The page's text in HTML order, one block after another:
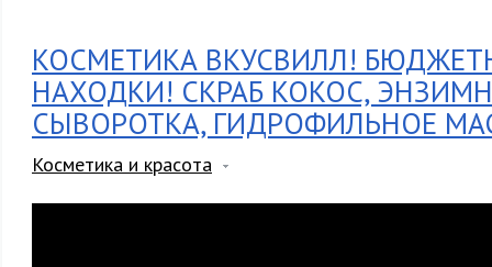
КОСМЕТИКА ВКУСВИЛЛ!
НАХОДКИ! СКРАБ КОКОС,
СЫВОРОТКА, ГИДРОФИЛЬНОЕ
Косметика и красота